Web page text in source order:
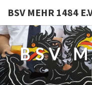
BSV MEHR 1484
BSV